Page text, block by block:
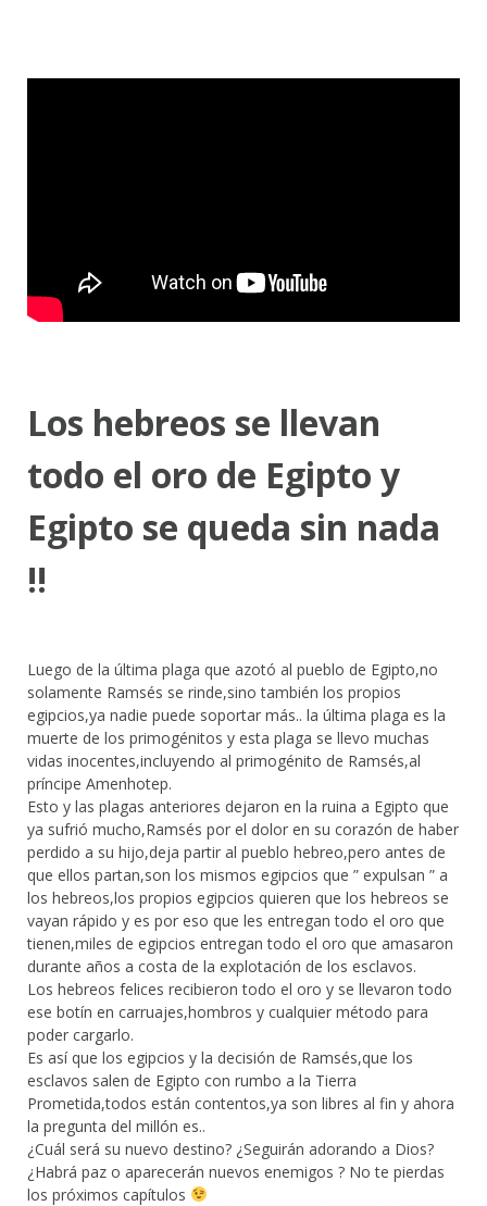
Los hebreos se llevan
todo el oro de Egipto y
Egipto se queda sin nada
!!
Luego de la última plaga que azotó al pueblo de Egipto,no
solamente Ramsés se rinde,sino también los propios
egipcios,ya nadie puede soportar más.. la última plaga es la
muerte de los primogénitos y esta plaga se llevo muchas
vidas inocentes,incluyendo al primogénito de Ramsés,al
príncipe Amenhotep.
Esto y las plagas anteriores dejaron en la ruina a Egipto que
ya sufrió mucho,Ramsés por el dolor en su corazón de haber
perdido a su hijo,deja partir al pueblo hebreo,pero antes de
que ellos partan,son los mismos egipcios que ” expulsan ” a
los hebreos,los propios egipcios quieren que los hebreos se
vayan rápido y es por eso que les entregan todo el oro que
tienen,miles de egipcios entregan todo el oro que amasaron
durante años a costa de la explotación de los esclavos.
Los hebreos felices recibieron todo el oro y se llevaron todo
ese botín en carruajes,hombros y cualquier método para
poder cargarlo.
Es así que los egipcios y la decisión de Ramsés,que los
esclavos salen de Egipto con rumbo a la Tierra
Prometida,todos están contentos,ya son libres al fin y ahora
la pregunta del millón es..
¿Cuál será su nuevo destino? ¿Seguirán adorando a Dios?
¿Habrá paz o aparecerán nuevos enemigos ? No te pierdas
los próximos capítulos